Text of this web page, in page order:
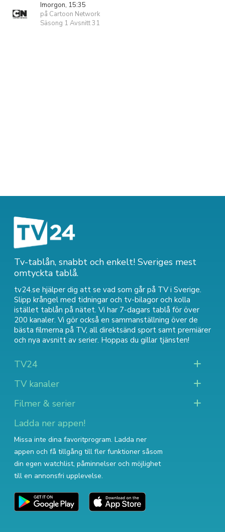
Imorgon, 15:35
på Cartoon Network
Säsong 1 Avsnitt 31
Tv-tablån, snabbt och enkelt! Sveriges mest
omtyckta tablå.
tv24.se hjälper dig att se vad som går på TV i Sverige.
Slipp krångel med tidningar och tv-bilagor och kolla
istället tablån på nätet. Vi har 7-dagars tablå för över
200 kanaler. Vi gör också en sammanställning över de
bästa filmerna på TV, all direktsänd sport samt premiärer
och nya avsnitt av serier. Hoppas du gillar tjänsten!
TV24
TV kanaler
Filmer & serier
Ladda ner appen!
Missa inte dina favoritprogram. Ladda ner
appen och få tillgång till fler funktioner såsom
din egen watchlist, påminnelser och möjlighet
till en annonsfri upplevelse.